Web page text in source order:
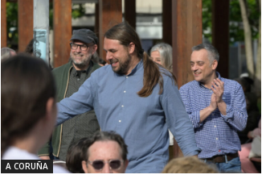
A CORUÑA